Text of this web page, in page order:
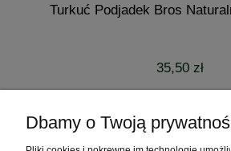
Turkuć Podjadek Bros
35,50 zł
Dbamy o Twoją